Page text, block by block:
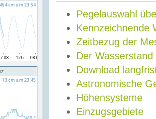
Pegelauswahl
Kennzeichnende
Zeitbezug der
Der Wasserstand
Download
Astronomische
Höhensysteme
Einzugsgebiete